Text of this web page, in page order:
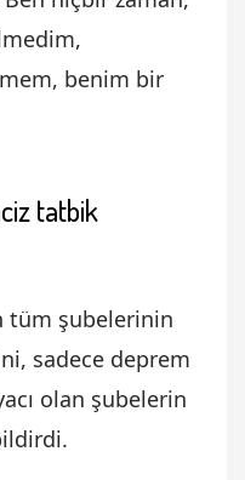
benim bir
tatbik
tüm şubelerinin
sadece deprem
olan şubelerin